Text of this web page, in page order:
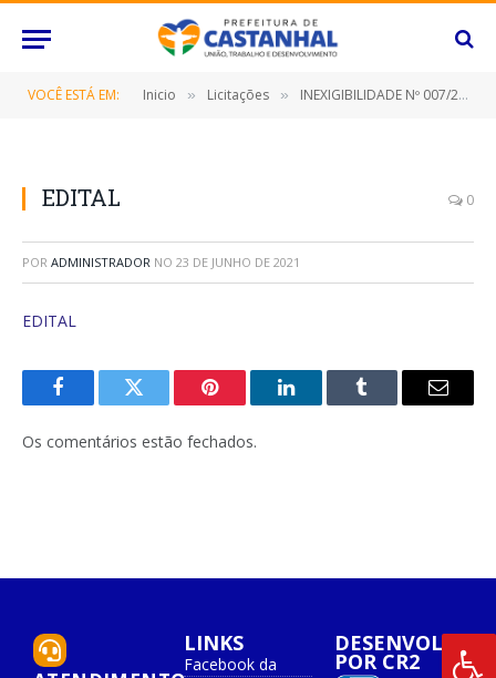
VOCÊ ESTÁ EM: Inicio » Licitações » INEXIGIBILIDADE Nº 007/2021-FMS (CREDENCIAMENTO PARA PRESTAÇÃO DE SERVIÇO DE SAÚDE NA ÁREA DE NEFROLOGIA)
EDITAL 0
POR ADMINISTRADOR NO 23 DE JUNHO DE 2021
EDITAL
FacebookTwitter Pinterest O
Tumblr
E-
Os comentários estão fechados.
LINKS
Facebook da
DESENVOLVIDO
POR CR2